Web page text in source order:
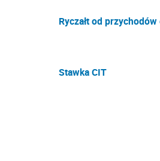
Ryczałt od
Stawka CIT